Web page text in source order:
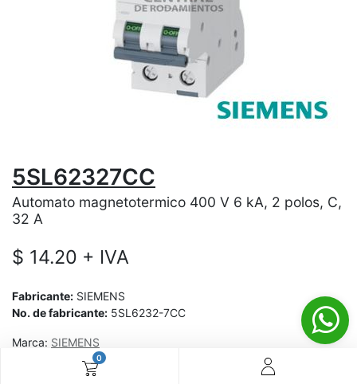
0
5SL62327CC
Automato magnetotermico 400 V 6 kA, 2 polos, C,
32 A
$ 14.20 + IVA
Fabricante: SIEMENS
No. de fabricante: 5SL6232-7CC
Marca: SIEMENS
¿Aún no tienes cuenta? ¡Regístrate ahora y disfruta de